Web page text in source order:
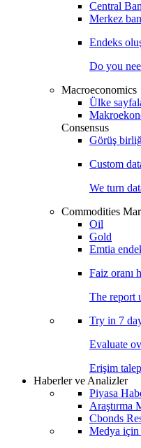
Central
Merkez
Endeks
Do you
Macroeconomics
Ülke
Consensus
Görüş
Custom
We turn
Commodities
Oil
Gold
Emtia
Faiz oranı
The report
Try in 7
Evaluate
Erişim
Haberler ve Analizler
Piyasa
Araştırma
Cbonds
Medya için